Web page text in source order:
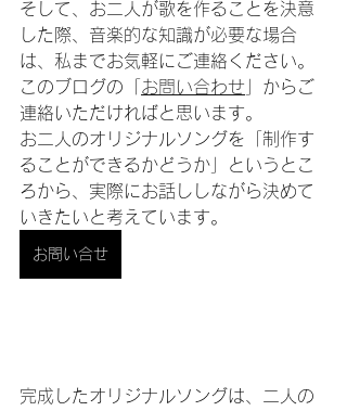
そして、お二人が歌を作ることを決意
した際、音楽的な知識が必要な場合
は、私までお気軽にご連絡ください。
このブログの「 お問い合わせ 」からご
連絡いただければと思います。
お二人のオリジナルソングを「制作す
ることができるかどうか」というとこ
ろから、実際にお話ししながら決めて
いきたいと考えています。
お問い合せ
完成したオリジナルソングは、二人の